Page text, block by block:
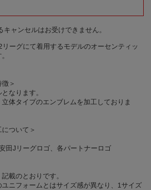
ャンセルはお受けできません。
ーグにて着用するモデルのオーセンティッ
＞
なります。
立体タイプのエンブレムを加工しておりま
ついて＞
田Jリーグロゴ、各パートナーロゴ
載のとおりです。
ユニフォームとはサイズ感が異なり、1サイズ